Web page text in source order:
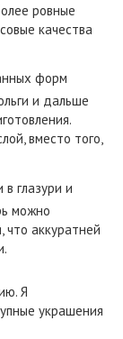
ровные
качества
форм
и дальше
вместо того,
в глазури и
можно
что аккуратней
Я
украшения